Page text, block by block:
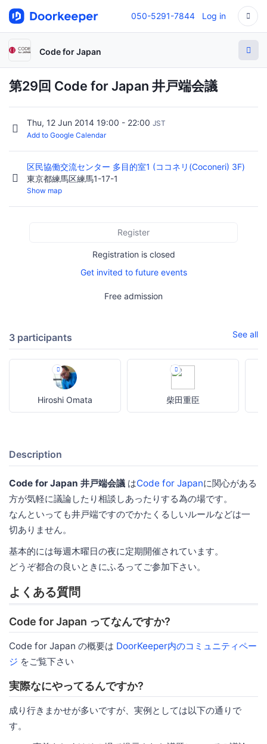
050-5291-7844 Log in
Code for Japan
第29回 Code for Japan 井戸端会議
Thu, 12 Jun 2014 19:00 - 22:00 JST
Add to Google Calendar
区民協働交流センター 多目的室1 (ココネリ(Coconeri) 3F)
東京都練馬区練馬1-17-1
Show map
Register
Registration is closed
Get invited to future events
Free admission
3 participants See all
Hiroshi Omata 柴田重臣
Description
Code for Japan 井戸端会議 はCode for Japanに関心がある
方が気軽に議論したり相談しあったりする為の場です。
なんといっても井戸端ですのでかたくるしいルールなどは一
切ありません。
基本的には毎週木曜日の夜に定期開催されています。
どうぞ都合の良いときにふるってご参加下さい。
よくある質問
Code for Japan ってなんですか?
Code for Japan の概要は DoorKeeper内のコミュニティペー
ジ をご覧下さい
実際なにやってるんですか?
成り行きまかせが多いですが、実例としては以下の通りで
す。